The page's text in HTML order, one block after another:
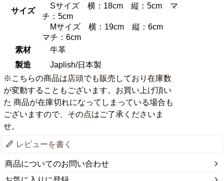
サイズ
Sサイズ 横：18cm 縦：5cm マ
チ：5cm
Mサイズ 横：19cm 縦：6cm
マチ：6cm
素材
牛革
製造
Japlish/日本製
※こちらの商品は店頭でも販売しており在庫数
が変動することもございます。お買い上げ頂い
た 商品が在庫切れになってしまっている場合も
ございますので、その点はご了承くださいま
せ。
レビューを書く
商品についてのお問い合わせ